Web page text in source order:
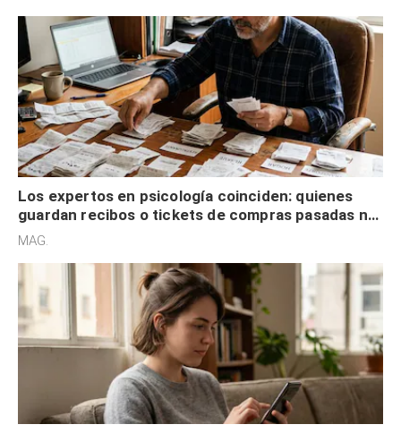
Los expertos en psicología coinciden: quienes
guardan recibos o tickets de compras pasadas no
son acumuladores, sino que tienen necesidad de
MAG.